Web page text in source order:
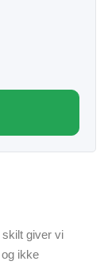
giver vi
ikke